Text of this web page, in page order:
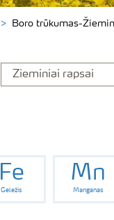
Boro trūkumas-
Fe
Geležis
Mn
Manganas